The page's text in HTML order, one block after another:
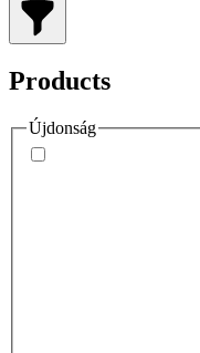
Products
Újdonság